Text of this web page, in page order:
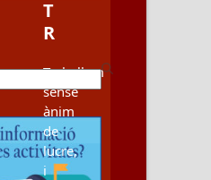
T
R
Treballem
sense
ànim
de
lucre,
i